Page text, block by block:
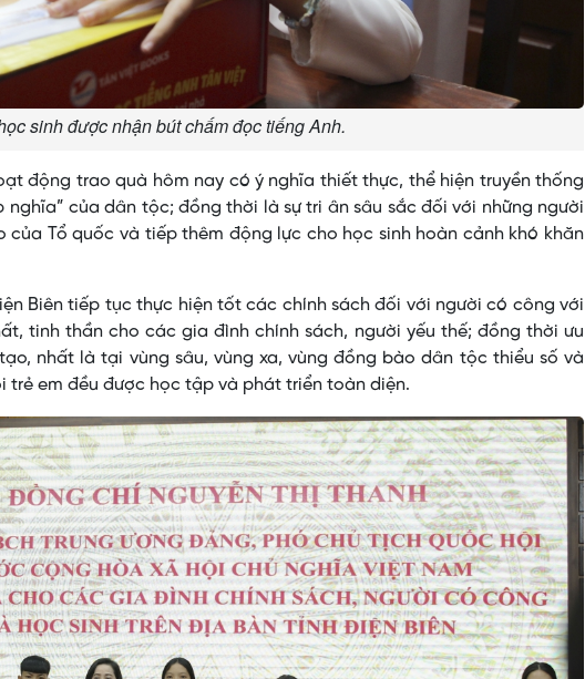
sinh được nhận bút chấm đọc tiếng Anh.
động trao quà hôm nay có ý nghĩa thiết thực, thể hiện truyền thống
nghĩa” của dân tộc; đồng thời là sự tri ân sâu sắc đối với những người
của Tổ quốc và tiếp thêm động lực cho học sinh hoàn cảnh khó khăn
Biên tiếp tục thực hiện tốt các chính sách đối với người có công với
tinh thần cho các gia đình chính sách, người yếu thế; đồng thời ưu
nhất là tại vùng sâu, vùng xa, vùng đồng bào dân tộc thiểu số và
trẻ em đều được học tập và phát triển toàn diện.